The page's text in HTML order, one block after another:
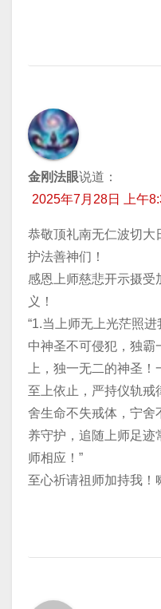
金刚法眼说道：
2025年7月28日 上午
恭敬顶礼南无仁波切大
护法善神们！
感恩上师慈悲开示摄受
义！
​“1.当上师无上光茫照
中神圣不可侵犯，独霸
上，独一无二的神圣
至上依止，严持仪轨戒
舍生命不失戒体，宁舍
养守护，追随上师足迹
师相应！”
至心祈请祖师加持我！